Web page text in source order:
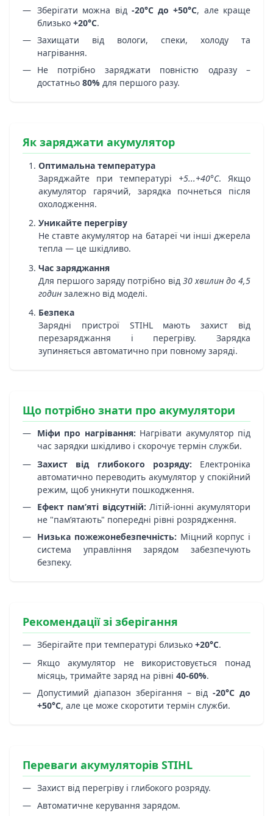
Зберігати можна від -20°C до +50°C, але краще
близько +20°C.
Захищати від вологи, спеки, холоду та
нагрівання.
Не потрібно заряджати повністю одразу –
достатньо 80% для першого разу.
Як заряджати акумулятор
Оптимальна температура
Заряджайте при температурі +5...+40°C. Якщо
акумулятор гарячий, зарядка почнеться після
охолодження.
Уникайте перегріву
Не ставте акумулятор на батареї чи інші джерела
тепла — це шкідливо.
Час заряджання
Для першого заряду потрібно від 30 хвилин до 4,5
годин залежно від моделі.
Безпека
Зарядні пристрої STIHL мають захист від
перезаряджання і перегріву. Зарядка
зупиняється автоматично при повному заряді.
Що потрібно знати про акумулятори
Міфи про нагрівання: Нагрівати акумулятор під
час зарядки шкідливо і скорочує термін служби.
Захист від глибокого розряду: Електроніка
автоматично переводить акумулятор у спокійний
режим, щоб уникнути пошкодження.
Ефект пам’яті відсутній: Літій-іонні акумулятори
не "пам’ятають" попередні рівні розрядження.
Низька пожежонебезпечність: Міцний корпус і
система управління зарядом забезпечують
безпеку.
Рекомендації зі зберігання
Зберігайте при температурі близько +20°C.
Якщо акумулятор не використовується понад
місяць, тримайте заряд на рівні 40-60%.
Допустимий діапазон зберігання – від-20°C до
+50°C, але це може скоротити термін служби.
Переваги акумуляторів STIHL
Захист від перегріву і глибокого розряду.
Автоматичне керування зарядом.